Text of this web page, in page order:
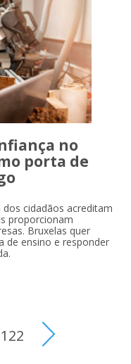
no
porta de
cidadãos acreditam
proporcionam
Bruxelas quer
de ensino e responder
122